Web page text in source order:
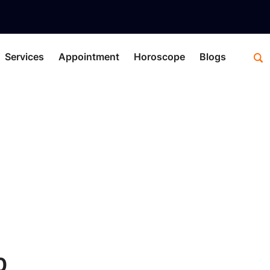
Services Appointment Horoscope Blogs
C